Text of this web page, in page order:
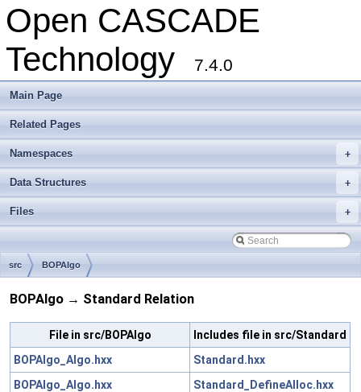
Open CASCADE
Technology
7.4.0
Main Page
Related Pages
+
Namespaces
+
Data Structures
+
Files
src BOPAlgo
BOPAlgo → Standard Relation
File in src/BOPAlgo
Includes file in src/Standard
BOPAlgo_Algo.hxx
Standard.hxx
BOPAlgo_Algo.hxx
Standard_DefineAlloc.hxx